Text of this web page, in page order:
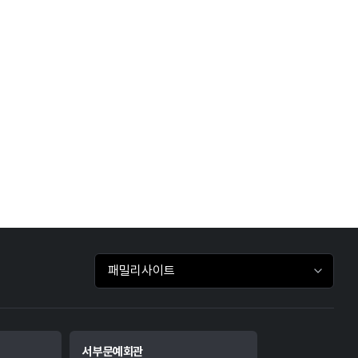
패밀리사이트 바로가기
서부문예회관